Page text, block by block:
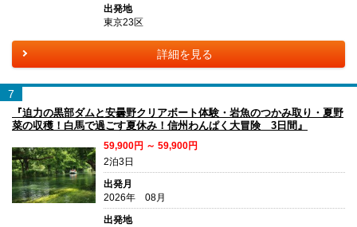
出発地
東京23区
詳細を見る
7
『迫力の黒部ダムと安曇野クリアボート体験・岩魚のつかみ取り・夏野
菜の収穫！白馬で過ごす夏休み！信州わんぱく大冒険 3日間』
59,900円 ～ 59,900円
2泊3日
出発月
2026年 08月
出発地